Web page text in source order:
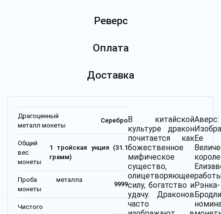
Реверс
Оплата
Доставка
Драгоценный
металл монеты
Серебро
Общий
вес
монеты
1 тройская унция (31.1
грамм)
Проба металла
монеты
9999
Чистого
В китайской
культуре дракон
почитается как
божественное
мифическое
существо,
олицетворяющее
силу, богатство и
удачу. Драконов
часто
Аверс:
Ее
Рэнка-